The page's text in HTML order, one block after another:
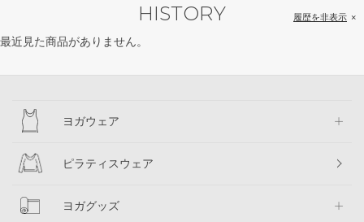
HISTORY
最近見た商品がありません。
履歴を非表示
ヨガウェア
ピラティスウェア
ヨガグッズ